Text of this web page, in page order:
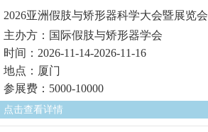
2026亚洲假肢与矫形器科学大会暨展览会
主办方：国际假肢与矫形器学会
时间：2026-11-14-2026-11-16
地点：厦门
参展费：5000-10000
点击查看详情